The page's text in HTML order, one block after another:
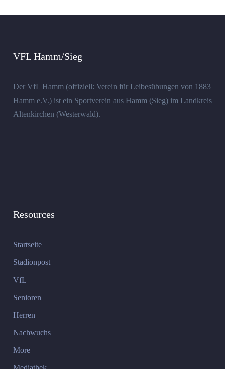
VFL Hamm/Sieg
Der VfL Hamm (offiziell: Verein für Leibesübungen von 1883
Hamm e.V.) ist ein Sportverein aus Hamm (Sieg) im Landkreis
Altenkirchen (Westerwald).
Resources
Startseite
Stadionpost
VfL+
Senioren
Herren
Nachwuchs
More